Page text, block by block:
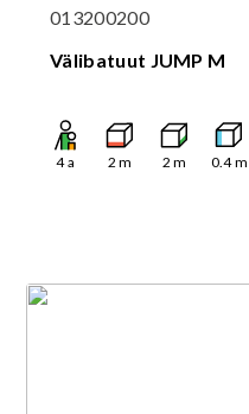
013200200
Välibatuut JUMP M
4a 2 m 2 m 0.4m